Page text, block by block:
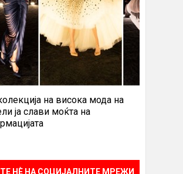
на висока мода на
ја слави моќта на
НÈ НА СОЦИЈАЛНИТЕ МРЕЖИ